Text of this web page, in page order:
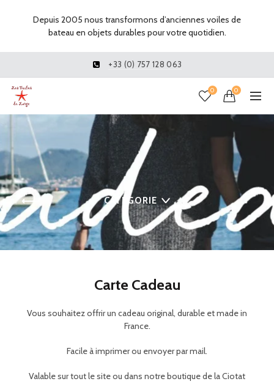
+33 (0) 757 128 063
0 0
CATÉGORIE
Carte Cadeau
Vous souhaitez offrir un cadeau original, durable et made in
France.
Facile à imprimer ou envoyer par mail.
Valable sur tout le site ou dans notre boutique de la Ciotat
Depuis 2005 nous transformons d’anciennes voiles de
bateau en objets durables pour votre quotidien.